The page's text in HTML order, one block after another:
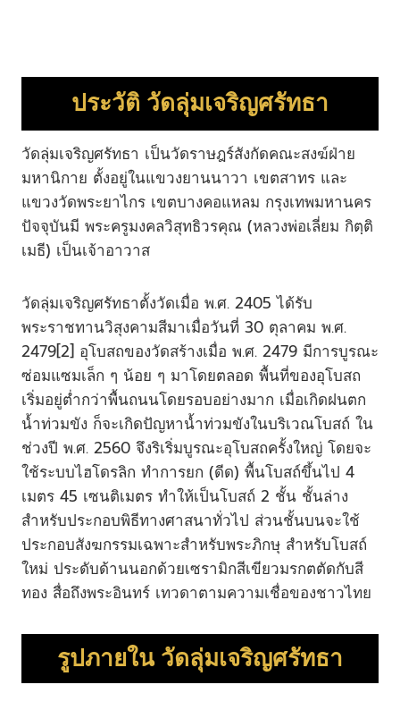
ประวัติ วัดลุ่มเจริญศรัทธา
วัดลุ่มเจริญศรัทธา เป็นวัดราษฎร์สังกัดคณะสงฆ์ฝ่าย
มหานิกาย ตั้งอยู่ในแขวงยานนาวา เขตสาทร และ
แขวงวัดพระยาไกร เขตบางคอแหลม กรุงเทพมหานคร
ปัจจุบันมี พระครูมงคลวิสุทธิวรคุณ (หลวงพ่อเลี่ยม กิตฺติ
เมธี) เป็นเจ้าอาวาส
วัดลุ่มเจริญศรัทธาตั้งวัดเมื่อ พ.ศ. 2405 ได้รับ
พระราชทานวิสุงคามสีมาเมื่อวันที่ 30 ตุลาคม พ.ศ.
2479[2] อุโบสถของวัดสร้างเมื่อ พ.ศ. 2479 มีการบูรณะ
ซ่อมแซมเล็ก ๆ น้อย ๆ มาโดยตลอด พื้นที่ของอุโบสถ
เริ่มอยู่ต่ำกว่าพื้นถนนโดยรอบอย่างมาก เมื่อเกิดฝนตก
น้ำท่วมขัง ก็จะเกิดปัญหาน้ำท่วมขังในบริเวณโบสถ์ ใน
ช่วงปี พ.ศ. 2560 จึงริเริ่มบูรณะอุโบสถครั้งใหญ่ โดยจะ
ใช้ระบบไฮโดรลิก ทำการยก (ดีด) พื้นโบสถ์ขึ้นไป 4
เมตร 45 เซนติเมตร ทำให้เป็นโบสถ์ 2 ชั้น ชั้นล่าง
สำหรับประกอบพิธีทางศาสนาทั่วไป ส่วนชั้นบนจะใช้
ประกอบสังฆกรรมเฉพาะสำหรับพระภิกษุ สำหรับโบสถ์
ใหม่ ประดับด้านนอกด้วยเซรามิกสีเขียวมรกตตัดกับสี
ทอง สื่อถึงพระอินทร์ เทวดาตามความเชื่อของชาวไทย
รูปภายใน วัดลุ่มเจริญศรัทธา